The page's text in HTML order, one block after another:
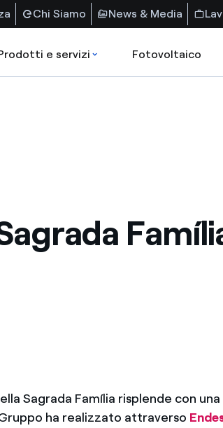
Chi Siamo News & Media
e servizi Fotovoltaico
Sagrada Família risplende con una
ha realizzato attraverso